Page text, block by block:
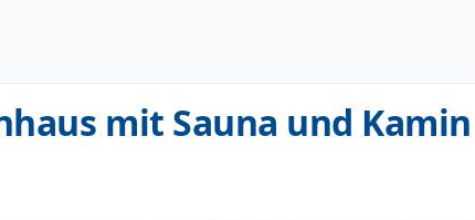
mit Sauna und Kamin